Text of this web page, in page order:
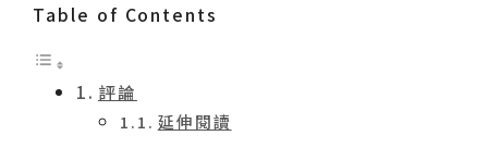
Table of Contents
評論
延伸閱讀